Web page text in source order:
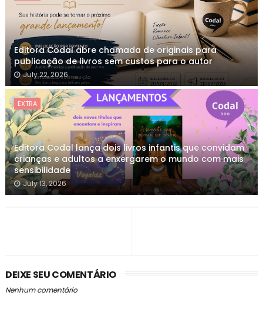
Editora Codal abre chamada de originais para
publicação de livros sem custos para o autor
July 22, 2026
EXTRA
Editora Codal lança dois livros infantis que convidam
crianças e adultos a enxergarem o mundo com mais
sensibilidade
July 13, 2026
DEIXE SEU COMENTÁRIO
Nenhum comentário